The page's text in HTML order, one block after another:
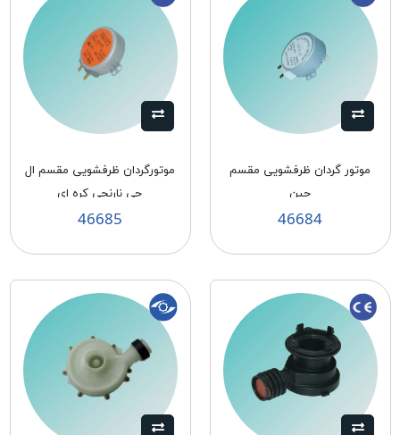
موتور گردان ظرفشویی مقسم
چین
46684
موتورگردان ظرفشویی مقسم ال
جی نارنجی کره ای
46685